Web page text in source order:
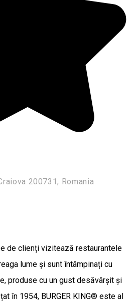
200731, Romania
de clienți vizitează restaurantele
lume și sunt întâmpinați cu
produse cu un gust desăvârșit și
în 1954, BURGER KING® este al